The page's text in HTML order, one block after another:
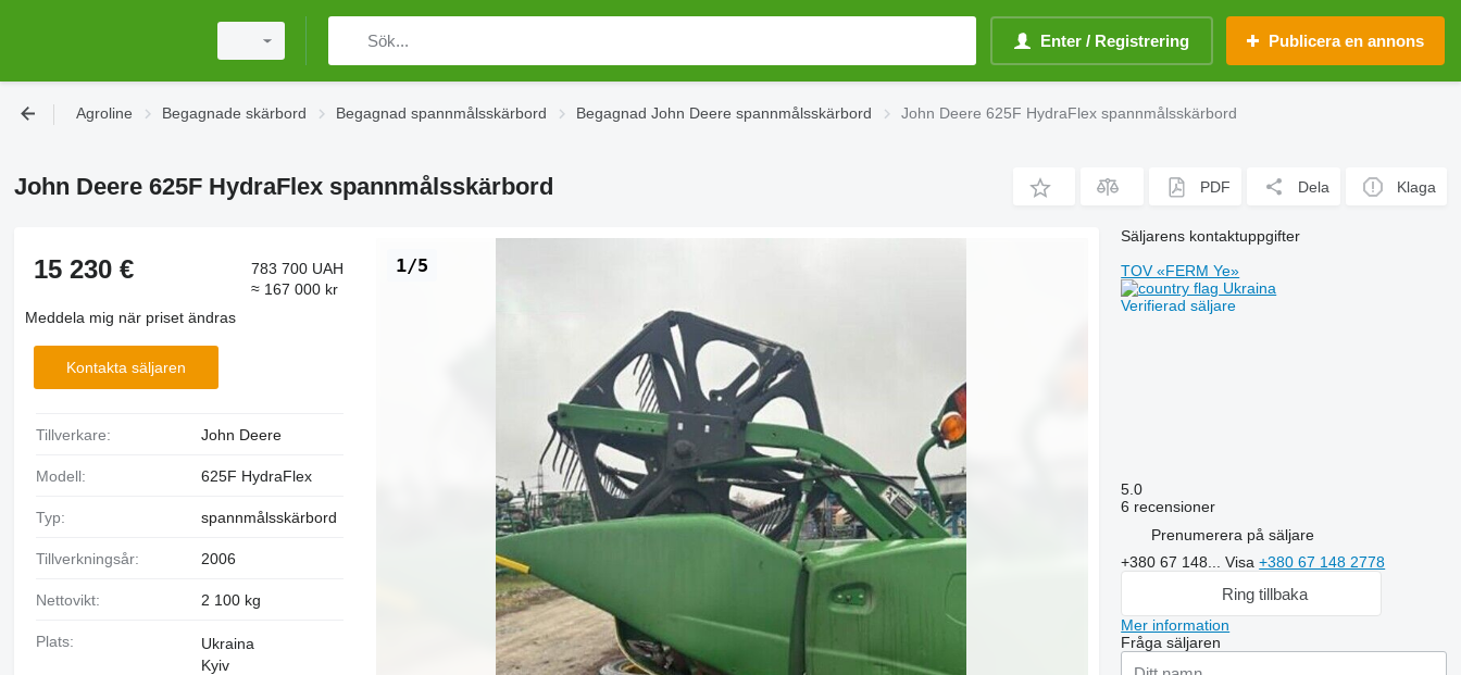
Enter / Registrering Publicera en annons
Agroline Begagnade skärbord Begagnad spannmålsskärbord Begagnad John Deere spannmålsskärbord John Deere 625F HydraFlex spannmålsskärbord
John Deere 625F HydraFlex spannmålsskärbord PDF Dela Klaga
1/5
15 230 €
783 700 UAH
≈ 167 000 kr
Meddela mig när priset ändras
Kontakta säljaren
Tillverkare: John Deere
Modell: 625F HydraFlex
Typ: spannmålsskärbord
Tillverkningsår: 2006
Nettovikt: 2 100 kg
Plats:
Ukraina
Kyiv
Säljarens kontaktuppgifter
TOV «FERM Ye»
Ukraina
Verifierad säljare
5.0
6 recensioner
Prenumerera på säljare
+380 67 148...Visa+380 67 148 2778
Ring tillbaka
Mer information
Fråga säljaren